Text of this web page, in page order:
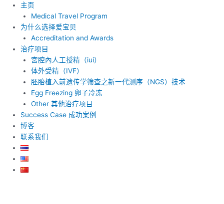
主页
Medical Travel Program
为什么选择爱宝贝
Accreditation and Awards
治疗项目
宮腔內人工授精（iui）
体外受精（IVF）
胚胎植入前遗传学筛查之新一代测序（NGS）技术
Egg Freezing 卵子冷冻
Other 其他治疗项目
Success Case 成功案例
博客
联系我们